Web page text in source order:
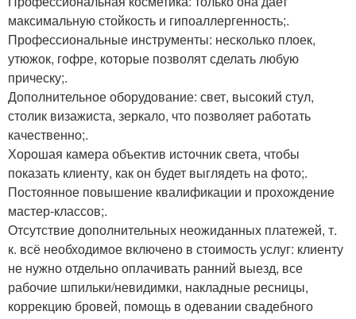
максимальную стойкость и гипоаллергенность;.
Профессиональные инструменты: несколько плоек,
утюжок, гофре, которые позволят сделать любую
прическу;.
Дополнительное оборудование: свет, высокий стул,
столик визажиста, зеркало, что позволяет работать
качественно;.
Хорошая камера объектив источник света, чтобы
показать клиенту, как он будет выглядеть на фото;.
Постоянное повышение квалификации и прохождение
мастер-классов;.
Отсутствие дополнительных неожиданных платежей, т.
к. всё необходимое включено в стоимость услуг: клиенту
не нужно отдельно оплачивать ранний выезд, все
рабочие шпильки/невидимки, накладные ресницы,
коррекцию бровей, помощь в одевании свадебного